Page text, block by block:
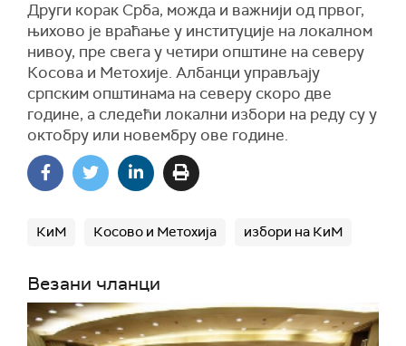
Други корак Срба, можда и важнији од првог,
њихово је враћање у институције на локалном
нивоу, пре свега у четири општине на северу
Косова и Метохије. Албанци управљају
српским општинама на северу скоро две
године, а следећи локални избори на реду су у
октобру или новембру ове године.
КиМ Косово и Метохија избори на КиМ
Везани чланци